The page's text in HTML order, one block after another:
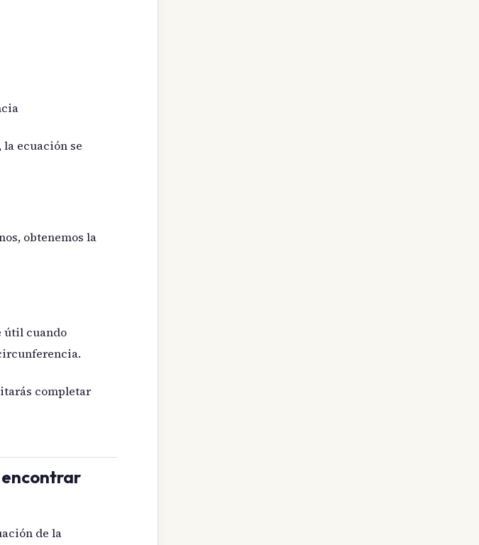
la ecuación se
obtenemos la
útil cuando
completar
encontrar
de la